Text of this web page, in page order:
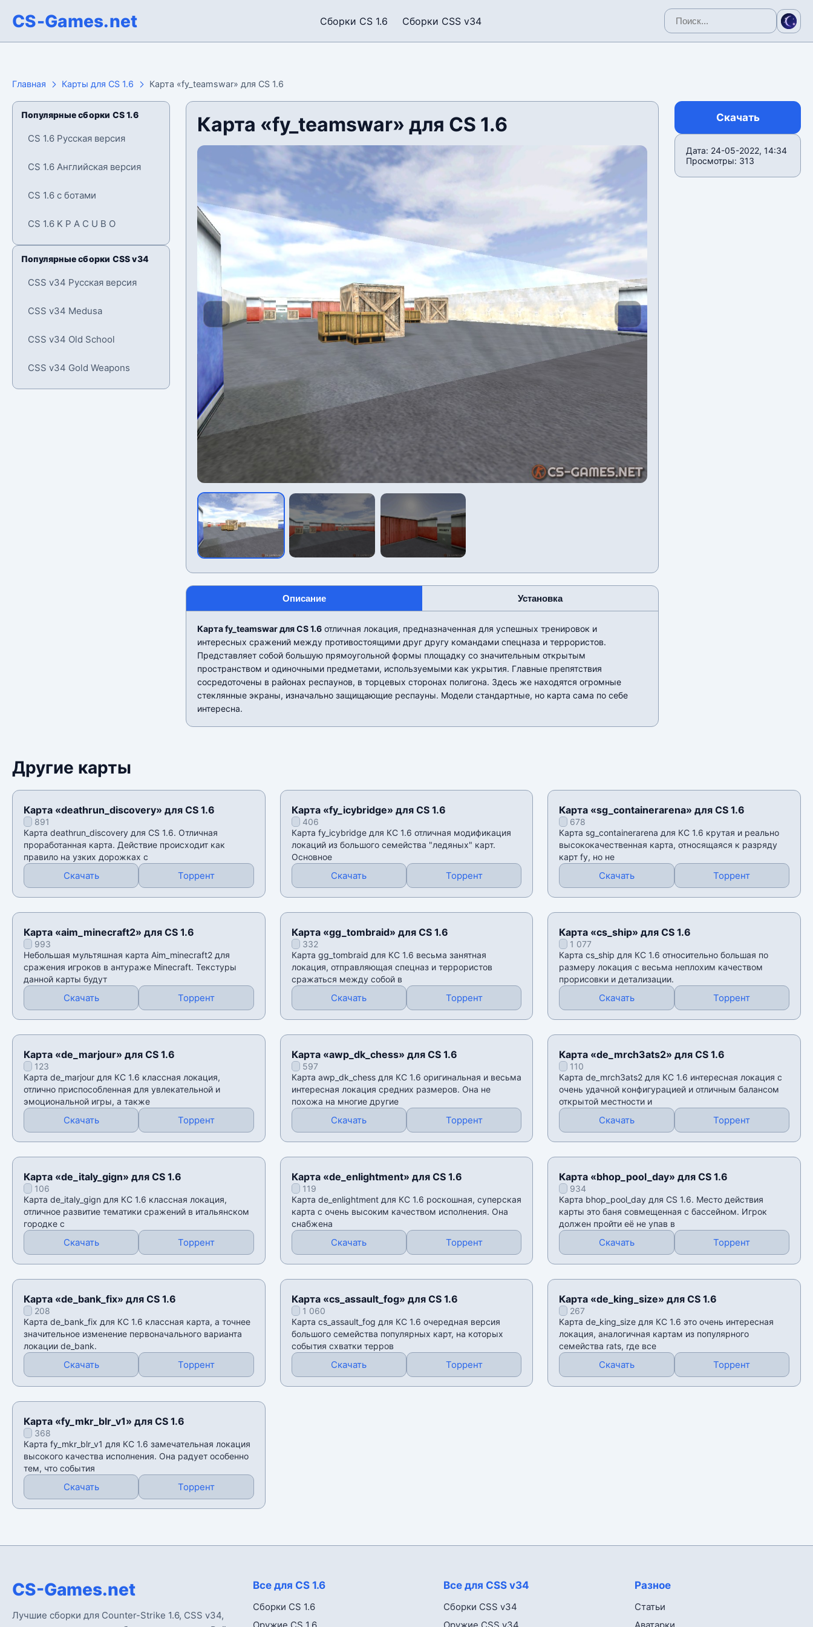
CS-Games.net Сборки CS 1.6 Сборки CSS v34
Главная Карты для CS 1.6 Карта «fy_teamswar» для CS 1.6
Популярные сборки CS 1.6
CS 1.6 Русская версия
CS 1.6 Английская версия
CS 1.6 с ботами
CS 1.6 K P A C U B O
Популярные сборки CSS v34
CSS v34 Русская версия
CSS v34 Medusa
CSS v34 Old School
CSS v34 Gold Weapons
Карта «fy_teamswar» для CS 1.6
Описание Установка
Карта fy_teamswar для CS 1.6отличная локация, предназначенная для успешных тренировок и
интересных сражений между противостоящими друг другу командами спецназа и террористов.
Представляет собой большую прямоугольной формы площадку со значительным открытым
пространством и одиночными предметами, используемыми как укрытия. Главные препятствия
сосредоточены в районах респаунов, в торцевых сторонах полигона. Здесь же находятся огромные
стеклянные экраны, изначально защищающие респауны. Модели стандартные, но карта сама по себе
интересна.
Скачать
Дата: 24-05-2022, 14:34
Просмотры: 313
Другие карты
Карта «deathrun_discovery» для CS 1.6
891
Карта deathrun_discovery для CS 1.6. Отличная
проработанная карта. Действие происходит как
правило на узких дорожках с
Скачать Торрент
Карта «fy_icybridge» для CS 1.6
406
Карта fy_icybridge для КС 1.6 отличная модификация
локаций из большого семейства "ледяных" карт.
Основное
Скачать Торрент
Карта «sg_containerarena» для CS 1.6
678
Карта sg_containerarena для КС 1.6 крутая и реально
высококачественная карта, относящаяся к разряду
карт fy, но не
Скачать Торрент
Карта «aim_minecraft2» для CS 1.6
993
Небольшая мультяшная карта Aim_minecraft2 для
сражения игроков в антураже Minecraft. Текстуры
данной карты будут
Скачать Торрент
Карта «gg_tombraid» для CS 1.6
332
Карта gg_tombraid для КС 1.6 весьма занятная
локация, отправляющая спецназ и террористов
сражаться между собой в
Скачать Торрент
Карта «cs_ship» для CS 1.6
1 077
Карта cs_ship для КС 1.6 относительно большая по
размеру локация с весьма неплохим качеством
прорисовки и детализации.
Скачать Торрент
Карта «de_marjour» для CS 1.6
123
Карта de_marjour для КС 1.6 классная локация,
отлично приспособленная для увлекательной и
эмоциональной игры, а также
Скачать Торрент
Карта «awp_dk_chess» для CS 1.6
597
Карта awp_dk_chess для КС 1.6 оригинальная и весьма
интересная локация средних размеров. Она не
похожа на многие другие
Скачать Торрент
Карта «de_mrch3ats2» для CS 1.6
110
Карта de_mrch3ats2 для КС 1.6 интересная локация с
очень удачной конфигурацией и отличным балансом
открытой местности и
Скачать Торрент
Карта «de_italy_gign» для CS 1.6
106
Карта de_italy_gign для КС 1.6 классная локация,
отличное развитие тематики сражений в итальянском
городке с
Скачать Торрент
Карта «de_enlightment» для CS 1.6
119
Карта de_enlightment для КС 1.6 роскошная, суперская
карта с очень высоким качеством исполнения. Она
снабжена
Скачать Торрент
Карта «bhop_pool_day» для CS 1.6
934
Карта bhop_pool_day для CS 1.6. Место действия
карты это баня совмещенная с бассейном. Игрок
должен пройти её не упав в
Скачать Торрент
Карта «de_bank_fix» для CS 1.6
208
Карта de_bank_fix для КС 1.6 классная карта, а точнее
значительное изменение первоначального варианта
локации de_bank.
Скачать Торрент
Карта «cs_assault_fog» для CS 1.6
1 060
Карта cs_assault_fog для КС 1.6 очередная версия
большого семейства популярных карт, на которых
события схватки терров
Скачать Торрент
Карта «de_king_size» для CS 1.6
267
Карта de_king_size для КС 1.6 это очень интересная
локация, аналогичная картам из популярного
семейства rats, где все
Скачать Торрент
Карта «fy_mkr_blr_v1» для CS 1.6
368
Карта fy_mkr_blr_v1 для КС 1.6 замечательная локация
высокого качества исполнения. Она радует особенно
тем, что события
Скачать Торрент
CS-Games.net
Лучшие сборки для Counter-Strike 1.6, CSS v34,
Все для CS 1.6
Сборки CS 1.6
Все для CSS v34
Сборки CSS v34
Разное
Статьи